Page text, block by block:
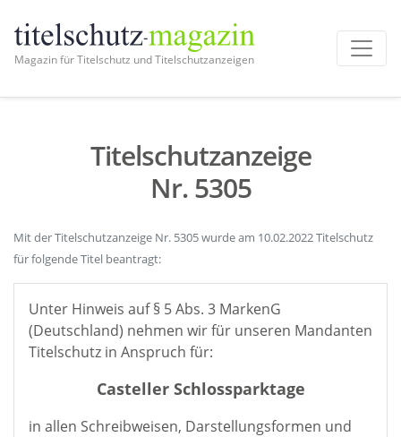
Magazin für Titelschutz und Titelschutzanzeigen
Titelschutzanzeige
Nr. 5305
Mit der Titelschutzanzeige Nr. 5305 wurde am 10.02.2022 Titelschutz
für folgende Titel beantragt:
Unter Hinweis auf § 5 Abs. 3 MarkenG
(Deutschland) nehmen wir für unseren Mandanten
Titelschutz in Anspruch für:
Casteller Schlossparktage
in allen Schreibweisen, Darstellungsformen und